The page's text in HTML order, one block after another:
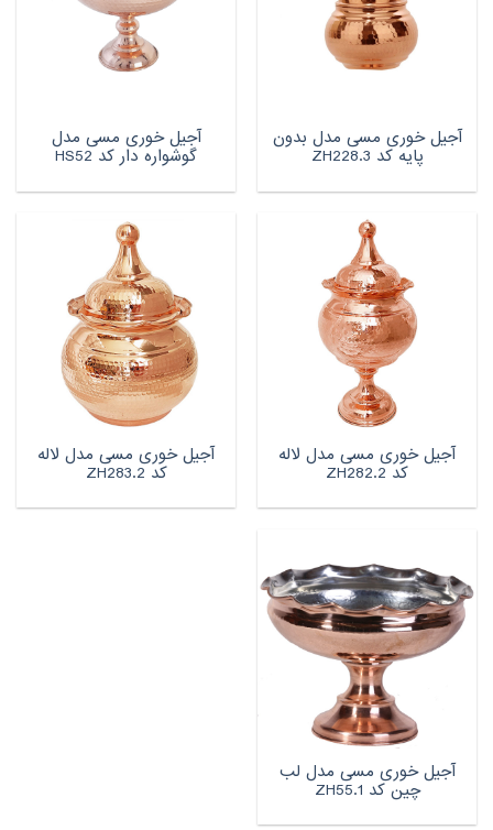
آجیل خوری مسی مدل بدون
پایه کد ZH228.3
آجیل خوری مسی مدل
گوشواره دار کد HS52
آجیل خوری مسی مدل لاله
کد ZH282.2
آجیل خوری مسی مدل لاله
کد ZH283.2
آجیل خوری مسی مدل لب
چین کد ZH55.1